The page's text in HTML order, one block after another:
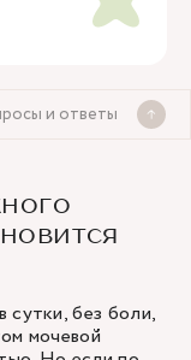
и ответы
сутки, без боли,
мочевой